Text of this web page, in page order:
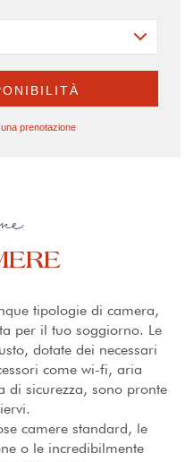
prenotazione
tipologie di camera,
per il tuo soggiorno. Le
dotate dei necessari
come wi-fi, aria
di sicurezza, sono pronte
camere standard, le
o le incredibilmente